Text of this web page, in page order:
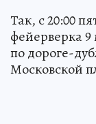
Так, с 20:00
фейерверка
по дороге-
Московской